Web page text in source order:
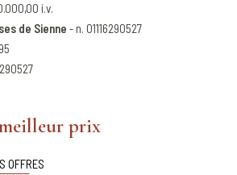
i.v.
de Sienne - n. 01116290527
prix
OFFRES